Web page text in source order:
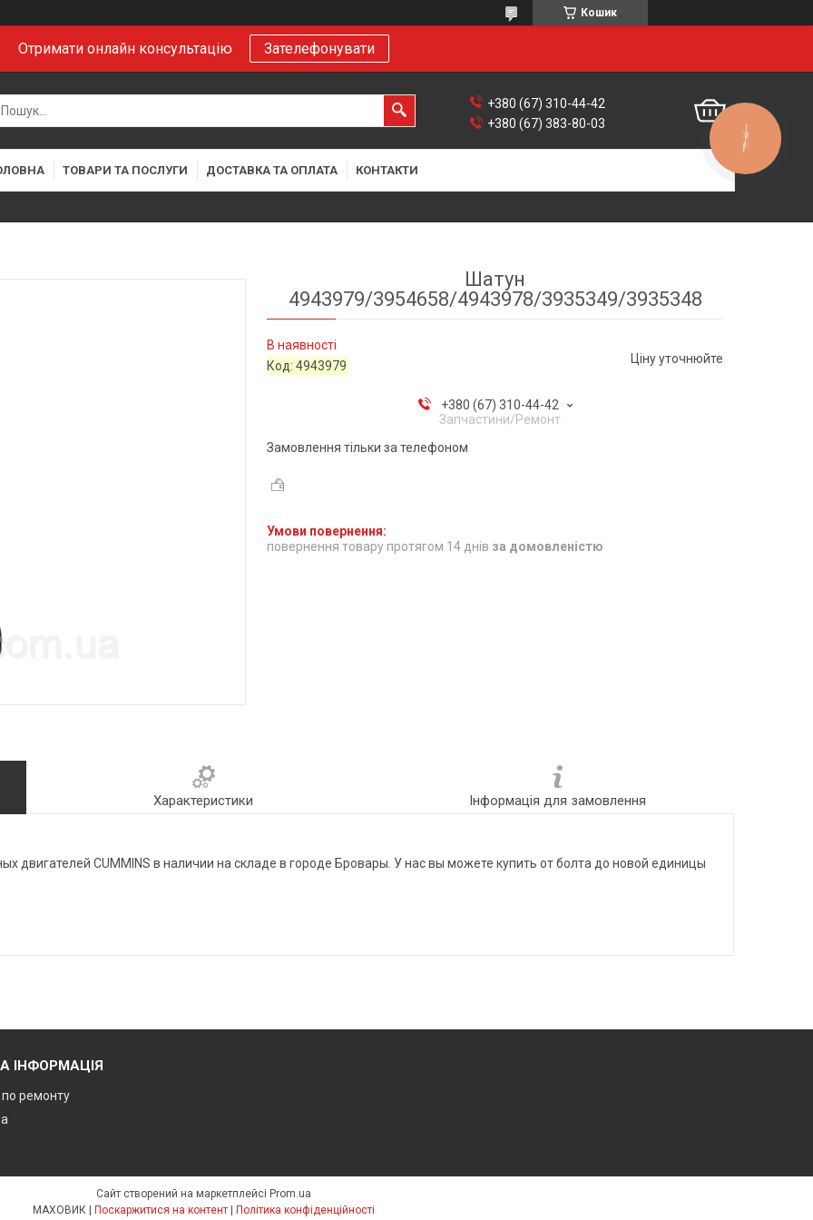
Кошик
Отримати онлайн консультацію Зателефонувати
+380 (67) 310-44-42
+380 (67) 383-80-03
ТОВАРИ ТА ПОСЛУГИ ДОСТАВКА ТА ОПЛАТА КОНТАКТИ
Шатун
4943979/3954658/4943978/3935349/3935348
В наявності
Код:4943979 Ціну уточнюйте
+380 (67) 310-44-42
Запчастини/Ремонт
Замовлення тільки за телефоном
повернення товару протягом 14 днів за домовленістю
Характеристики Інформація для замовлення
двигателей CUMMINS в наличии на складе в городе Бровары. У нас вы можете купить от болта до новой единицы
ІНФОРМАЦІЯ
по ремонту
Сайт створений на маркетплейсі Prom.ua
Поскаржитися на контент Політика конфіденційності
КНОПКА
ЗВ'ЯЗКУ